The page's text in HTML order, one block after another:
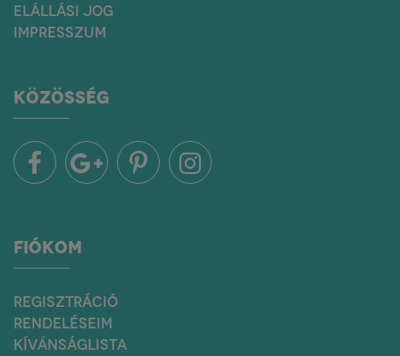
ELÁLLÁSI JOG
IMPRESSZUM
KÖZÖSSÉG
FIÓKOM
REGISZTRÁCIÓ
RENDELÉSEIM
KÍVÁNSÁGLISTA